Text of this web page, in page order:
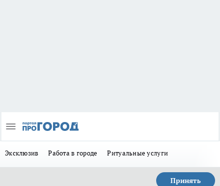
Эксклюзив Работа в городе Ритуальные услуги
Принять